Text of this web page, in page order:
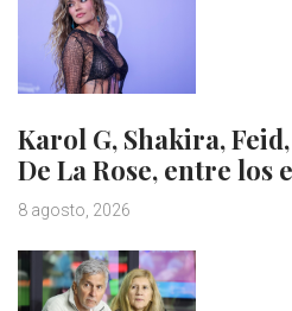
Karol G, Shakira,
De La Rose, entre los
8 agosto, 2026